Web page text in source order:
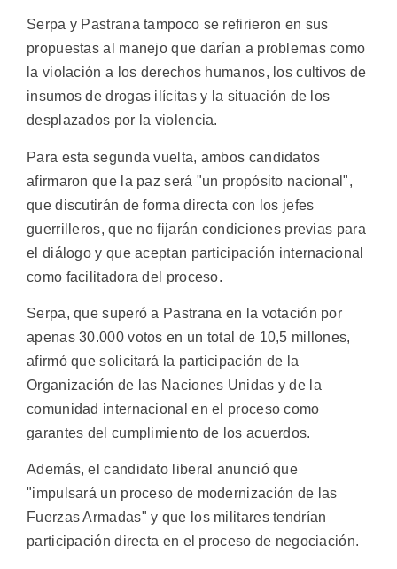
Serpa y Pastrana tampoco se refirieron en sus
propuestas al manejo que darían a problemas como
la violación a los derechos humanos, los cultivos de
insumos de drogas ilícitas y la situación de los
desplazados por la violencia.
Para esta segunda vuelta, ambos candidatos
afirmaron que la paz será "un propósito nacional",
que discutirán de forma directa con los jefes
guerrilleros, que no fijarán condiciones previas para
el diálogo y que aceptan participación internacional
como facilitadora del proceso.
Serpa, que superó a Pastrana en la votación por
apenas 30.000 votos en un total de 10,5 millones,
afirmó que solicitará la participación de la
Organización de las Naciones Unidas y de la
comunidad internacional en el proceso como
garantes del cumplimiento de los acuerdos.
Además, el candidato liberal anunció que
"impulsará un proceso de modernización de las
Fuerzas Armadas" y que los militares tendrían
participación directa en el proceso de negociación.